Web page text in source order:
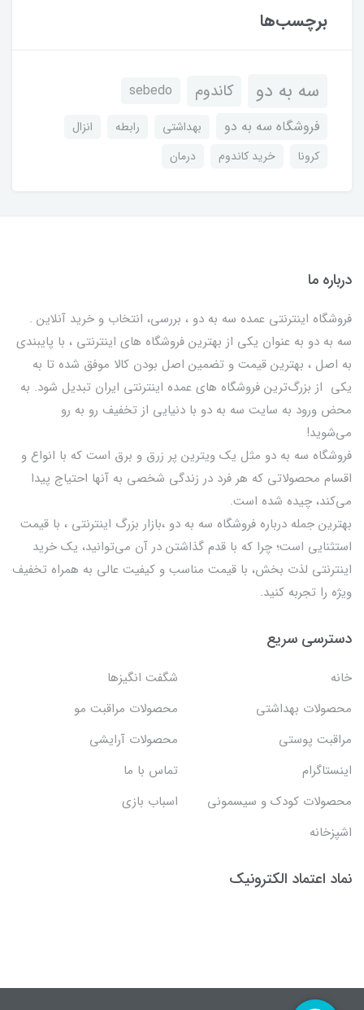
برچسب‌ها
سه به دو کاندوم
sebedo
فروشگاه سه به دو
بهداشتی رابطه
انزال
کرونا
خرید کاندوم درمان
درباره ما
فروشگاه اینترنتی عمده سه به دو ، بررسی، انتخاب و خرید آنلاین .
سه به دو به عنوان یکی از بهترين فروشگاه های اینترنتی ، با پایبندی
به اصل ، بهترين قيمت و تضمین اصل‌ بودن کالا موفق شده تا به
يكي از بزرگ‌ترين فروشگاه هاي عمده اینترنتی ایران تبدیل شود. به
محض ورود به سایت سه به دو با دنیایی از تخفيف رو به رو
می‌شوید!
فروشگاه سه به دو مثل یک ویترین پر زرق و برق است که با انواع و
اقسام محصولاتی که هر فرد در زندگی شخصی به آنها احتیاج پیدا
می‌کند، چیده شده است.
بهترين جمله درباره فروشگاه سه به دو ،بازار بزرگ اینترنتی ، با قيمت
استثنايي است؛ چرا که با قدم گذاشتن در آن می‌توانید، یک خرید
اینترنتی لذت بخش، با قیمت مناسب و کیفیت عالی به همراه تخفیف
ویژه را تجربه کنید.
دسترسی سریع
خانه
شگفت انگيزها
محصولات بهداشتي
محصولات مراقبت مو
مراقبت پوستی
محصولات آرایشی
اینستاگرام
تماس با ما
محصولات کودک و سیسمونی
اسباب بازی
اشپزخانه
نماد اعتماد الکترونیک